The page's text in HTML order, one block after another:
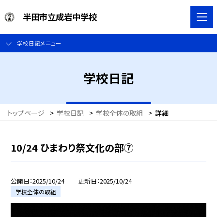
半田市立成岩中学校
学校日記メニュー
学校日記
トップページ > 学校日記 > 学校全体の取組 > 詳細
10/24 ひまわり祭文化の部⑦
公開日 2025/10/24 更新日 2025/10/24
学校全体の取組